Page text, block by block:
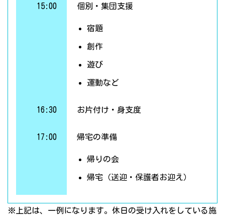
15:00 個別・集団支援
宿題
創作
遊び
運動など
16:30 お片付け・身支度
17:00 帰宅の準備
帰りの会
帰宅（送迎・保護者お迎え）
※上記は、一例になります。休日の受け入れをしている施